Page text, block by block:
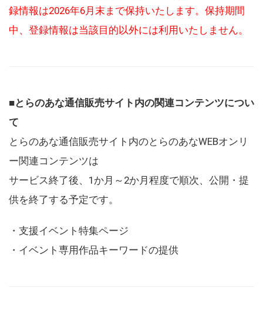
録情報は2026年6月末まで保持いたします。保持期間
中、登録情報は当該目的以外には利用いたしません。
■とらのあな通信販売サイト内の関連コンテンツについ
て
とらのあな通信販売サイト内のとらのあなWEBオンリ
ー関連コンテンツは
サービス終了後、1か月～2か月程度で順次、公開・提
供を終了する予定です。
・支援イベント特集ページ
・イベント専用作品キーワードの提供